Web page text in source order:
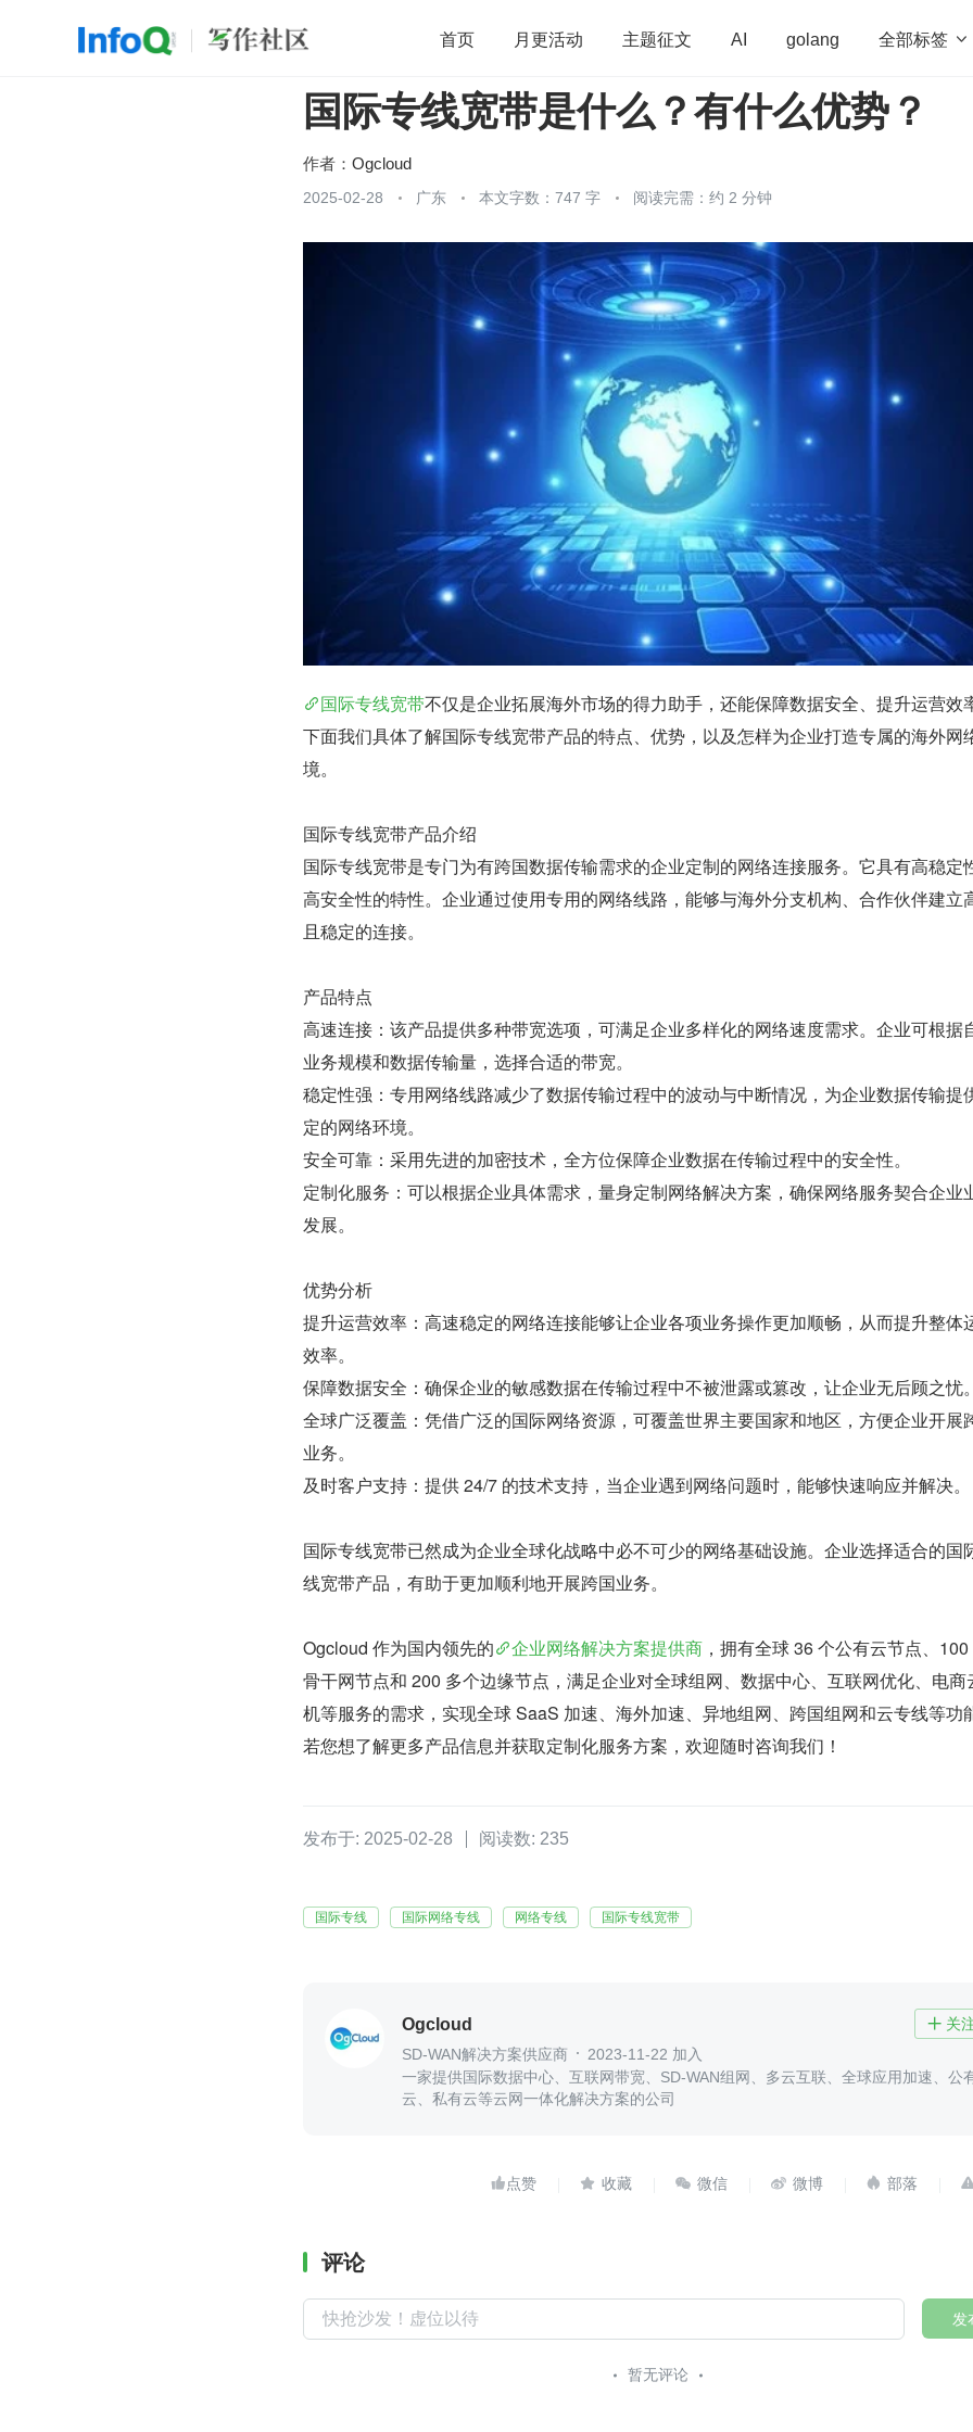
首页 月更活动 主题征文 AI golang 全部标签 
开源 架构 OpenHarmony 算法 学习方法 Web3.0
国际专线宽带是什么？有什么优势？
作者： Ogcloud
2025-02-28 广东 本文字数：747 字 阅读完需：约 2 分钟
国际专线宽带不仅是企业拓展海外市场的得力助手，还能保障数据安全、提升运营效
下面我们具体了解国际专线宽带产品的特点、优势，以及怎样为企业打造专属的海外网
境。
国际专线宽带产品介绍
国际专线宽带是专门为有跨国数据传输需求的企业定制的网络连接服务。它具有高稳定
高安全性的特性。企业通过使用专用的网络线路，能够与海外分支机构、合作伙伴建立
且稳定的连接。
产品特点
高速连接：该产品提供多种带宽选项，可满足企业多样化的网络速度需求。企业可根据
业务规模和数据传输量，选择合适的带宽。
稳定性强：专用网络线路减少了数据传输过程中的波动与中断情况，为企业数据传输提
定的网络环境。
安全可靠：采用先进的加密技术，全方位保障企业数据在传输过程中的安全性。
定制化服务：可以根据企业具体需求，量身定制网络解决方案，确保网络服务契合企业
发展。
优势分析
提升运营效率：高速稳定的网络连接能够让企业各项业务操作更加顺畅，从而提升整体
效率。
保障数据安全：确保企业的敏感数据在传输过程中不被泄露或篡改，让企业无后顾之忧。
全球广泛覆盖：凭借广泛的国际网络资源，可覆盖世界主要国家和地区，方便企业开展
业务。
及时客户支持：提供 24/7 的技术支持，当企业遇到网络问题时，能够快速响应并解决。
国际专线宽带已然成为企业全球化战略中必不可少的网络基础设施。企业选择适合的国
线宽带产品，有助于更加顺利地开展跨国业务。
Ogcloud 作为国内领先的 企业网络解决方案提供商 ，拥有全球 36 个公有云节点、
骨干网节点和 200 多个边缘节点，满足企业对全球组网、数据中心、互联网优化、电商
机等服务的需求，实现全球 SaaS 加速、海外加速、异地组网、跨国组网和云专线等功
若您想了解更多产品信息并获取定制化服务方案，欢迎随时咨询我们！
发布于: 2025-02-28 阅读数: 235
国际专线 国际网络专线 网络专线 国际专线宽带
Ogcloud  关
SD-WAN解决方案供应商
2023-11-22 加入
一家提供国际数据中心、互联网带宽、SD-WAN组网、多云互联、全球应用加速、公
云、私有云等云网一体化解决方案的公司
    
评论
发
暂无评论